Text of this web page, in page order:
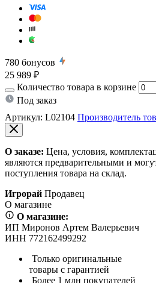
780 бонусов
25 989 ₽
Количество товара в корзине
Под заказ
Артикул: L02104 Производитель
О заказе: Цена, условия,
являются предварительными и
поступления товара на склад.
Игрорай Продавец
О магазине
О магазине:
ИП Миронов Артем Валерьевич
ИНН 772162499292
Только оригинальные
товары с гарантией
Более 1 млн покупателей